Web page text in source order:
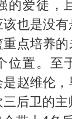
的爱徒，
也是没有
点培养
位置。至
赵维伦
后卫的